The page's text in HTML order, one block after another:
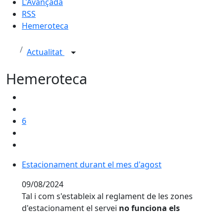
RSS
Hemeroteca
Actualitat
Hemeroteca
6
Estacionament durant el mes d'agost
Estacionament durant el mes d'agost
09/08/2024
Tal i com s'estableix al reglament de les zones
d'estacionament el servei no funciona els